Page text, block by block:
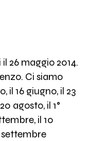
26 maggio 2014.
Ci siamo
il 16 giugno, il 23
agosto, il 1°
il 10
settembre